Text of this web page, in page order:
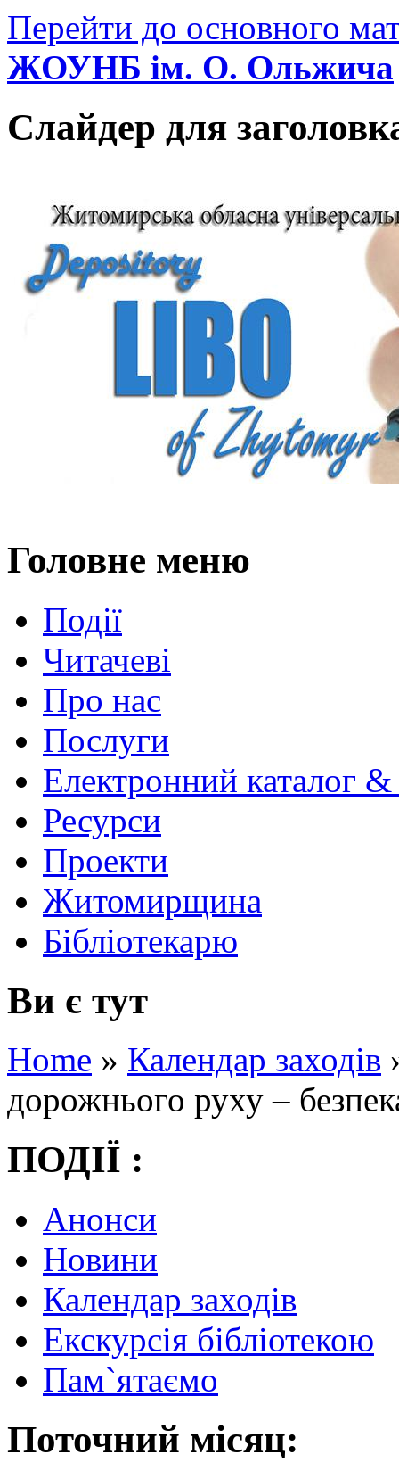
Перейти до основного
ЖОУНБ ім. О. Ольжича
Слайдер для
Головне меню
Події
Читачеві
Про нас
Послуги
Електронний каталог
Ресурси
Проекти
Житомирщина
Бібліотекарю
Ви є тут
Home » Календар заходів
дорожнього руху –
ПОДІЇ :
Анонси
Новини
Календар заходів
Екскурсія бібліотекою
Пам`ятаємо
Поточний місяц: